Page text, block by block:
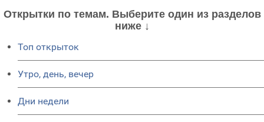
Открытки по темам. Выберите один из разделов
ниже ↓
Топ открыток
Утро, день, вечер
Дни недели